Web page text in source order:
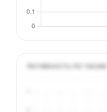
Активность по часам